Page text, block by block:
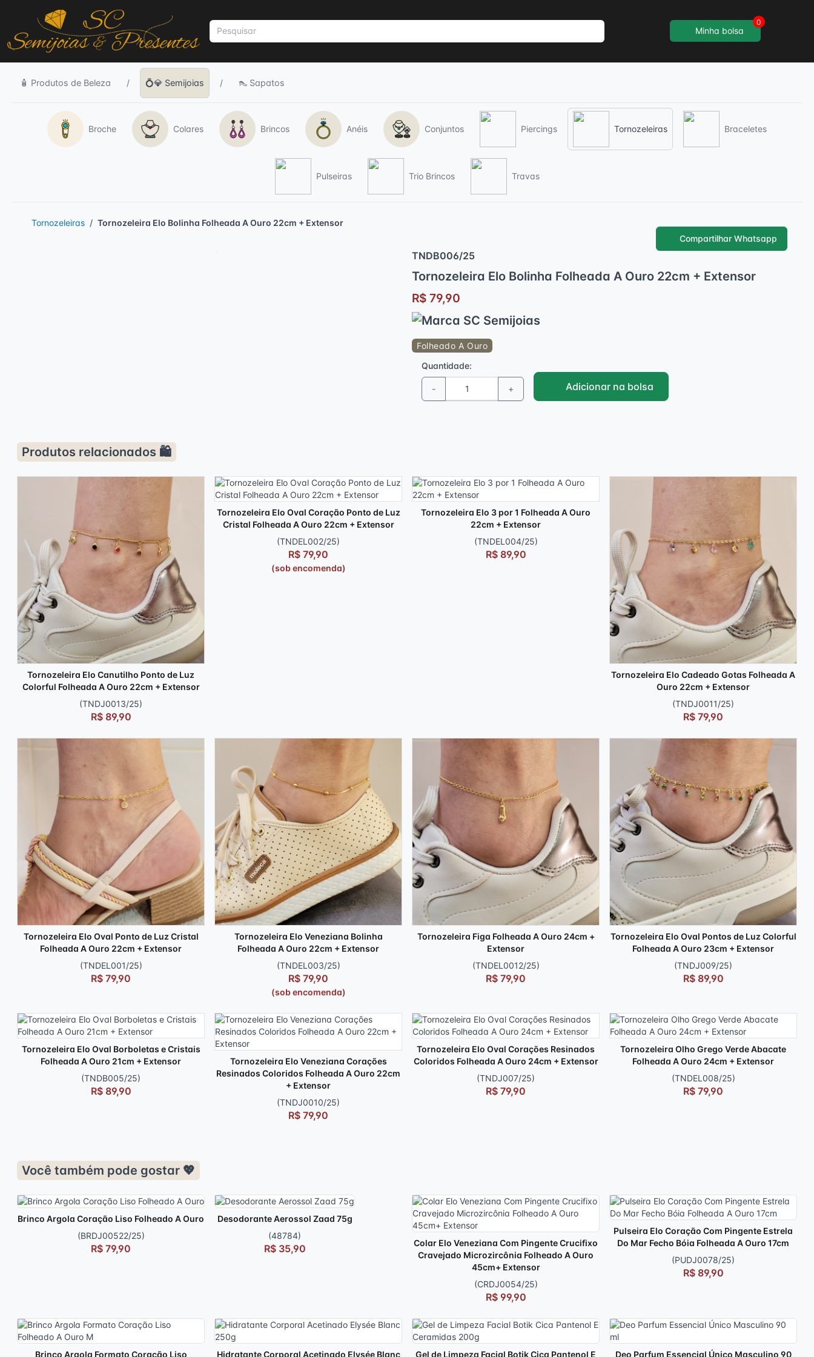
Minha bolsa
0
🧴 Produtos de Beleza / 💍💎 Semijoias / 👠 Sapatos
Broche Colares Brincos Anéis Conjuntos Piercings Tornozeleiras Braceletes
Pulseiras Trio Brincos Travas
Compartilhar Whatsapp
Tornozeleiras Tornozeleira Elo Bolinha Folheada A Ouro 22cm + Extensor
TNDB006/25
Tornozeleira Elo Bolinha Folheada A Ouro 22cm + Extensor
R$ 79,90
Folheado A Ouro
Quantidade:
- + Adicionar na bolsa
Produtos relacionados 🛍️
Tornozeleira Elo Canutilho Ponto de Luz
Colorful Folheada A Ouro 22cm + Extensor
(TNDJ0013/25)
R$ 89,90
Tornozeleira Elo Oval Coração Ponto de Luz
Cristal Folheada A Ouro 22cm + Extensor
(TNDEL002/25)
R$ 79,90
(sob encomenda)
Tornozeleira Elo 3 por 1 Folheada A Ouro
22cm + Extensor
(TNDEL004/25)
R$ 89,90
Tornozeleira Elo Cadeado Gotas Folheada A
Ouro 22cm + Extensor
(TNDJ0011/25)
R$ 79,90
Tornozeleira Elo Oval Ponto de Luz Cristal
Folheada A Ouro 22cm + Extensor
(TNDEL001/25)
R$ 79,90
Tornozeleira Elo Veneziana Bolinha
Folheada A Ouro 22cm + Extensor
(TNDEL003/25)
R$ 79,90
(sob encomenda)
Tornozeleira Figa Folheada A Ouro 24cm +
Extensor
(TNDEL0012/25)
R$ 79,90
Tornozeleira Elo Oval Pontos de Luz Colorful
Folheada A Ouro 23cm + Extensor
(TNDJ009/25)
R$ 89,90
Tornozeleira Elo Oval Borboletas e Cristais
Folheada A Ouro 21cm + Extensor
(TNDB005/25)
R$ 89,90
Tornozeleira Elo Veneziana Corações
Resinados Coloridos Folheada A Ouro 22cm
+ Extensor
(TNDJ0010/25)
R$ 79,90
Tornozeleira Elo Oval Corações Resinados
Coloridos Folheada A Ouro 24cm + Extensor
(TNDJ007/25)
R$ 79,90
Tornozeleira Olho Grego Verde Abacate
Folheada A Ouro 24cm + Extensor
(TNDEL008/25)
R$ 79,90
Você também pode gostar 💖
Brinco Argola Coração Liso Folheado A Ouro
(BRDJ00522/25)
R$ 79,90
Desodorante Aerossol Zaad 75g
(48784)
R$ 35,90
Colar Elo Veneziana Com Pingente Crucifixo
Cravejado Microzircônia Folheado A Ouro
45cm+ Extensor
(CRDJ0054/25)
R$ 99,90
Pulseira Elo Coração Com Pingente Estrela
Do Mar Fecho Bóia Folheada A Ouro 17cm
(PUDJ0078/25)
R$ 89,90
Brinco Argola Formato Coração Liso Hidratante Corporal Acetinado Elysée Blanc Gel de Limpeza Facial Botik Cica Pantenol E Deo Parfum Essencial Único Masculino 90